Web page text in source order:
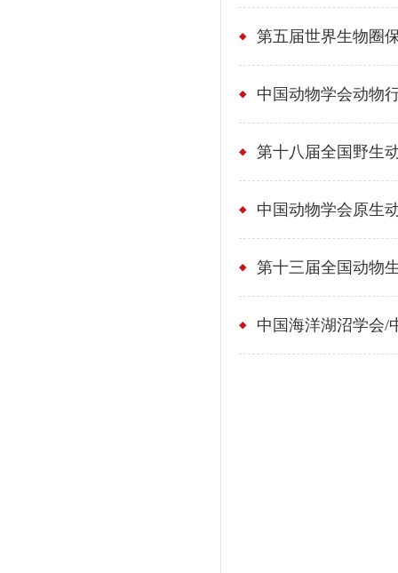
第五届世界生物圈
第十八届全国野生
中国动物学会原生
第十三届全国动物
中国海洋湖沼学会/